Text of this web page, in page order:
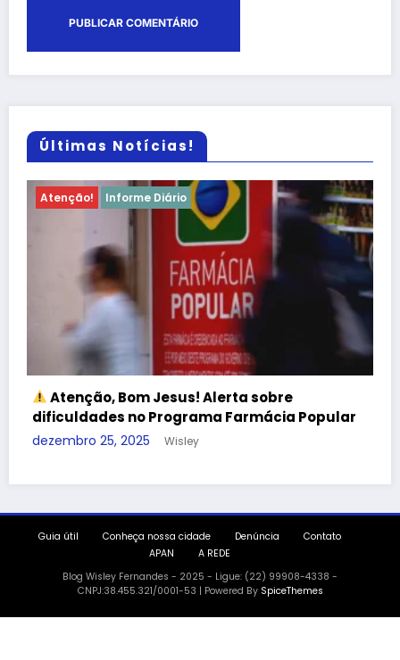
Últimas Notícias!
Informação Informe Diário
Quase Meio Milhão Empenhado… e a Falta
de Cesta Básica Continua: A Negligência da
Assistência Social em Bom Jesus
dezembro 16, 2025 Wisley
Guia útil Conheça nossa cidade Denúncia
Contato
APAN
A REDE
Blog Wisley Fernandes - 2025 - Ligue: (22) 99908-4338 -
CNPJ:38.455.321/0001-53 | Powered By SpiceThemes